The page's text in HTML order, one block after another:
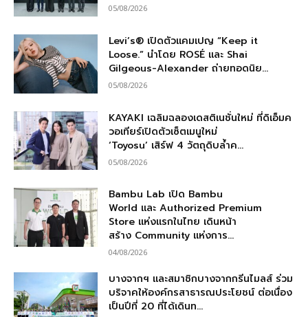
05/08/2026
Levi’s® เปิดตัวแคมเปญ “Keep it
Loose.” นำโดย ROSÉ และ Shai
Gilgeous-Alexander ถ่ายทอดนิย...
05/08/2026
KAYAKI เฉลิมฉลองเดสติเนชั่นใหม่ ที่ดิเอ็มค
วอเทียร์เปิดตัวเซ็ตเมนูใหม่
‘Toyosu’ เสิร์ฟ 4 วัตถุดิบล้ำค...
05/08/2026
Bambu Lab เปิด Bambu
World และ Authorized Premium
Store แห่งแรกในไทย เดินหน้า
สร้าง Community แห่งการ...
04/08/2026
บางจากฯ และสมาชิกบางจากกรีนไมลส์ ร่วม
บริจาคให้องค์กรสาธารณประโยชน์ ต่อเนื่อง
เป็นปีที่ 20 ที่ได้เดินท...